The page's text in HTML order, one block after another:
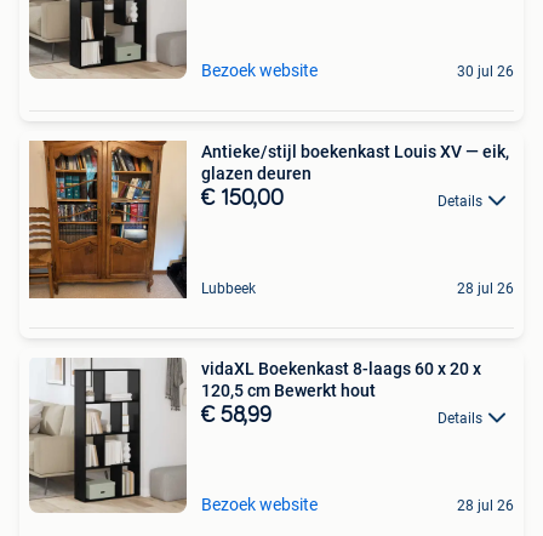
Bezoek website 30 jul 26
Antieke/stijl boekenkast Louis XV — eik,
glazen deuren
€ 150,00 Details
Lubbeek 28 jul 26
vidaXL Boekenkast 8-laags 60 x 20 x
120,5 cm Bewerkt hout
€ 58,99 Details
Bezoek website 28 jul 26